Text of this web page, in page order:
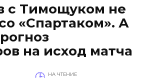
с Тимощуком не
«Спартаком». А
на исход матча
НА ЧТЕНИЕ